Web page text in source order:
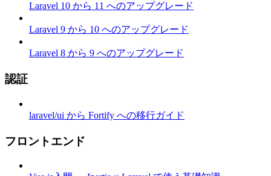
Laravel 10 から 11 へのアップグレード
Laravel 9 から 10 へのアップグレード
Laravel 8 から 9 へのアップグレード
認証
laravel/ui から Fortify への移行ガイド
フロントエンド